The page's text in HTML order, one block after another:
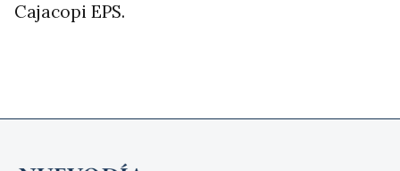
Cajacopi EPS.